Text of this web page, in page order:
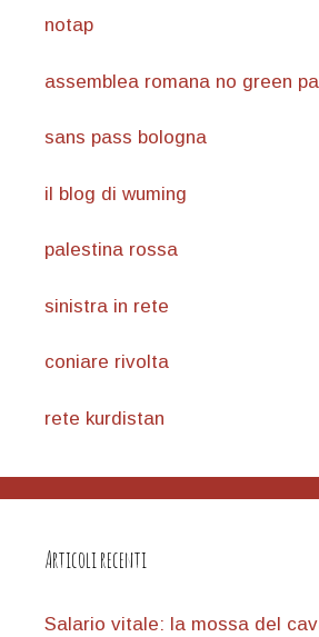
notap
assemblea romana no green
sans pass bologna
il blog di wuming
palestina rossa
sinistra in rete
coniare rivolta
rete kurdistan
Articoli recenti
Salario vitale: la mossa del